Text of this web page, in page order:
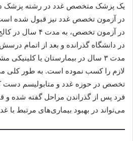
یک پزشک متخصص غدد در رشته پزشک
در آزمون تخصص غدد نیز قبول شده
در دانشگاه گذرانده و بعد از اتمام
مدت ۳ سال در بیمارستان یا
لازم را کسب نموده است. به طور کلی
فرد پس از گذراندن مراحل گفته شده
می‌تواند در بهبود بیماری‌های مرتبط با